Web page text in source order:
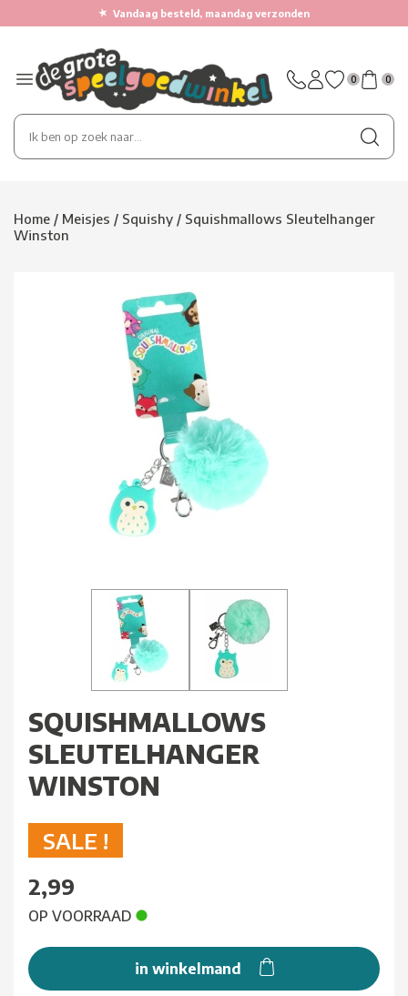
★ Vandaag besteld, maandag verzonden
0 0
Home / Meisjes / Squishy / Squishmallows Sleutelhanger
Winston
SQUISHMALLOWS
SLEUTELHANGER
WINSTON
SALE !
2,99
OP VOORRAAD
in winkelmand